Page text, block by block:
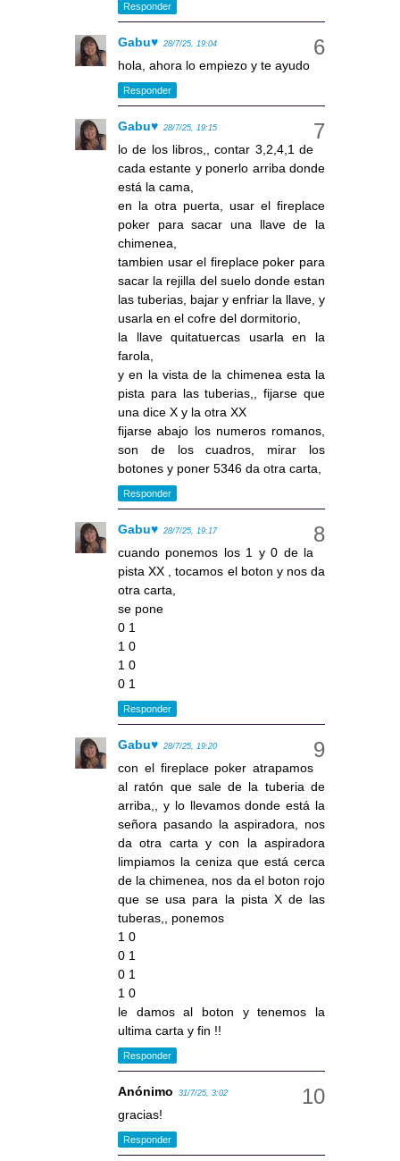
Responder
Gabu♥ 28/7/25, 19:04
hola, ahora lo empiezo y te ayudo
Responder
Gabu♥ 28/7/25, 19:15
lo de los libros,, contar 3,2,4,1 de
cada estante y ponerlo arriba donde
está la cama,
en la otra puerta, usar el fireplace
poker para sacar una llave de la
chimenea,
tambien usar el fireplace poker para
sacar la rejilla del suelo donde estan
las tuberias, bajar y enfriar la llave, y
usarla en el cofre del dormitorio,
la llave quitatuercas usarla en la
farola,
y en la vista de la chimenea esta la
pista para las tuberias,, fijarse que
una dice X y la otra XX
fijarse abajo los numeros romanos,
son de los cuadros, mirar los
botones y poner 5346 da otra carta,
Responder
Gabu♥ 28/7/25, 19:17
cuando ponemos los 1 y 0 de la
pista XX , tocamos el boton y nos da
otra carta,
se pone
0 1
1 0
1 0
0 1
Responder
Gabu♥ 28/7/25, 19:20
con el fireplace poker atrapamos
al ratón que sale de la tuberia de
arriba,, y lo llevamos donde está la
señora pasando la aspiradora, nos
da otra carta y con la aspiradora
limpiamos la ceniza que está cerca
de la chimenea, nos da el boton rojo
que se usa para la pista X de las
tuberas,, ponemos
1 0
0 1
0 1
1 0
le damos al boton y tenemos la
ultima carta y fin !!
Responder
Anónimo 31/7/25, 3:02
gracias!
Responder